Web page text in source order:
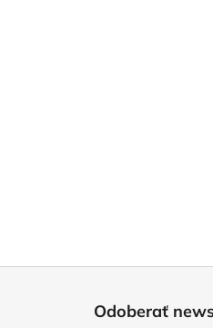
Odoberať